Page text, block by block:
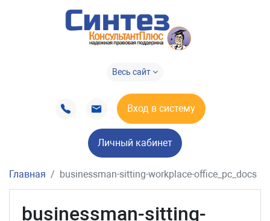
Весь сайт
Вход в систему
Личный кабинет
Главная businessman-sitting-workplace-office_pc_docs
businessman-sitting-